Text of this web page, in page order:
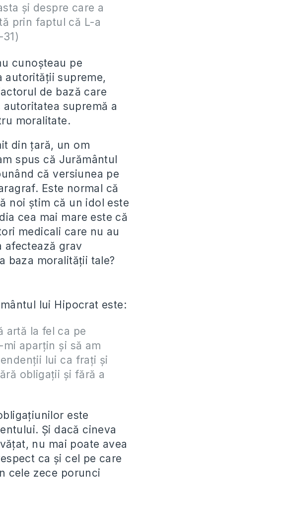
şi despre care a
prin faptul că L-a
cunoşteau pe
autorităţii supreme,
de bază care
supremă a
moralitate.
din ţară, un om
spus că Jurământul
că versiunea pe
Este normal că
noi ştim că un idol este
cea mai mare este că
medicali care nu au
afectează grav
baza moralităţii tale?
lui Hipocrat este:
artă la fel ca pe
aparţin şi să am
lui ca fraţi şi
obligaţii şi fără a
este
Şi dacă cineva
nu mai poate avea
ca şi cel pe care
cele zece porunci